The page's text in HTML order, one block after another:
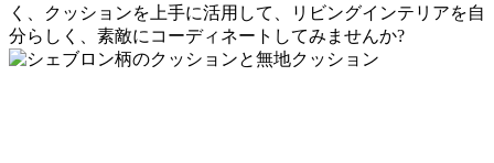
く、クッションを上手に活用して、リビングインテリアを自
分らしく、素敵にコーディネートしてみませんか?